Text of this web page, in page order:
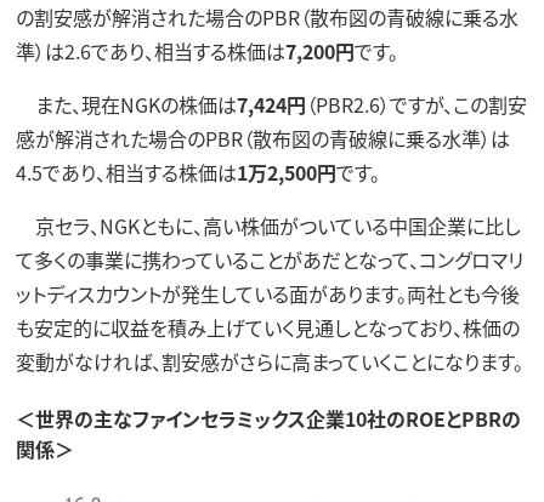
の割安感が解消された場合のPBR（散布図の青破線に乗る水
準）は2.6であり、相当する株価は7,200円です。
また、現在NGKの株価は7,424円 （PBR2.6）ですが、この割安
感が解消された場合のPBR（散布図の青破線に乗る水準）は
4.5であり、相当する株価は1万2,500円です。
京セラ、NGKともに、高い株価がついている中国企業に比し
て多くの事業に携わっていることがあだとなって、コングロマリ
ットディスカウントが発生している面があります。両社とも今後
も安定的に収益を積み上げていく見通しとなっており、株価の
変動がなければ、割安感がさらに高まっていくことになります。
＜世界の主なファインセラミックス企業10社のROEとPBRの
関係＞